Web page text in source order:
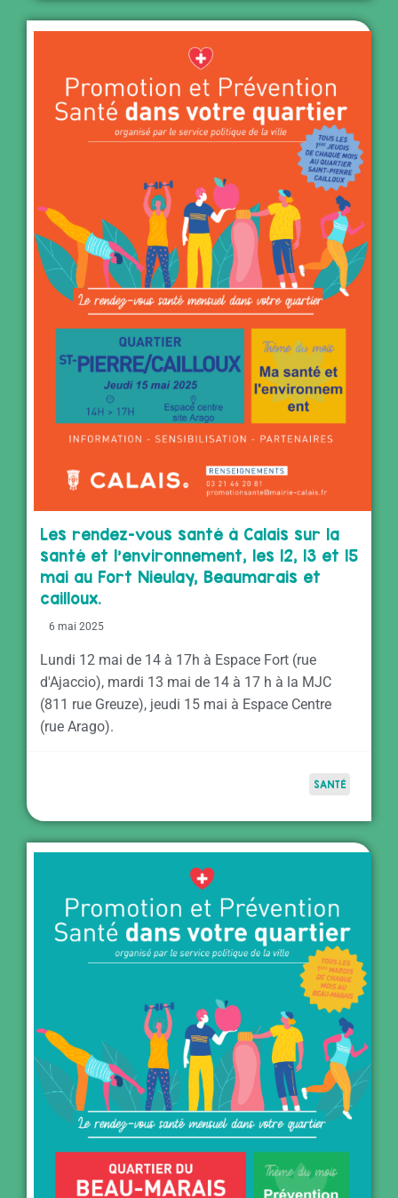
Les rendez-vous santé à Calais sur la
santé et l’environnement, les 12, 13 et 15
mai au Fort Nieulay, Beaumarais et
cailloux.
6 mai 2025
Lundi 12 mai de 14 à 17h à Espace Fort (rue
d'Ajaccio), mardi 13 mai de 14 à 17 h à la MJC
(811 rue Greuze), jeudi 15 mai à Espace Centre
(rue Arago).
SANTÉ